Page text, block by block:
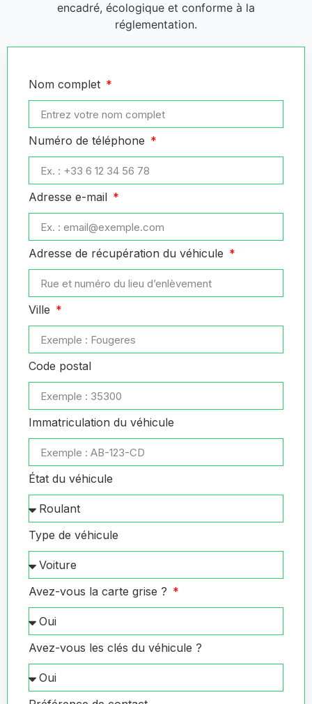
encadré, écologique et conforme à la
réglementation.
Nom complet
Numéro de téléphone
Adresse e-mail
Adresse de récupération du véhicule
Ville
Code postal
Immatriculation du véhicule
État du véhicule
Type de véhicule
Avez-vous la carte grise ?
Avez-vous les clés du véhicule ?